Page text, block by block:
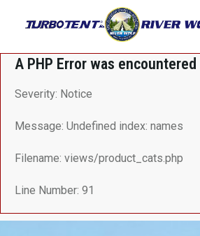
A PHP Error was encountered
Severity: Notice
Message: Undefined index: names
Filename: views/product_cats.php
Line Number: 91